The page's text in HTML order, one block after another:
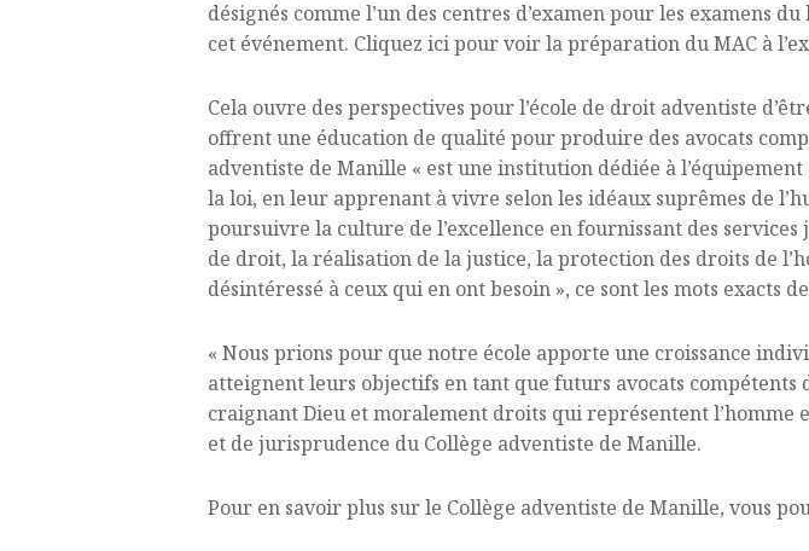
désignés comme l’un des centres d’examen pour les examens
cet événement. Cliquez ici pour voir la préparation du MAC à
Cela ouvre des perspectives pour l’école de droit adventiste
offrent une éducation de qualité pour produire des avocats
adventiste de Manille « est une institution dédiée à
la loi, en leur apprenant à vivre selon les idéaux suprêmes de
poursuivre la culture de l’excellence en fournissant des
de droit, la réalisation de la justice, la protection des droits de
désintéressé à ceux qui en ont besoin », ce sont les mots exacts
« Nous prions pour que notre école apporte une croissance
atteignent leurs objectifs en tant que futurs avocats compétents
craignant Dieu et moralement droits qui représentent l’homme
et de jurisprudence du Collège adventiste de Manille.
Pour en savoir plus sur le Collège adventiste de Manille, vous